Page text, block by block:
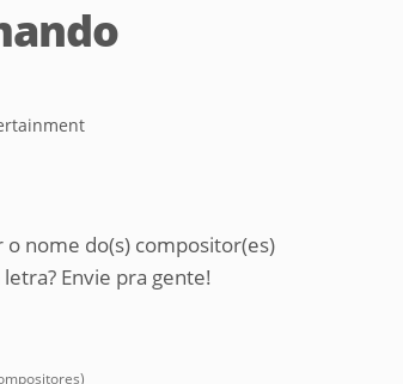
nome do(s) compositor(es)
Envie pra gente!